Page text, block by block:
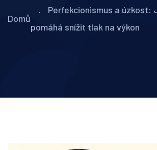
Domů
Perfekcionismus a úzkost:
pomáhá snížit tlak na výkon